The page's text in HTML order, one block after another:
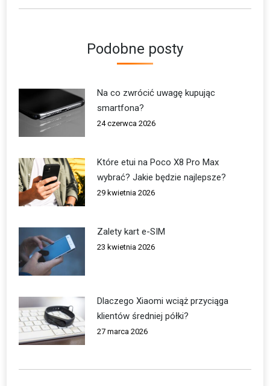
Podobne posty
Na co zwrócić uwagę kupując
smartfona?
24 czerwca 2026
Które etui na Poco X8 Pro Max
wybrać? Jakie będzie najlepsze?
29 kwietnia 2026
Zalety kart e-SIM
23 kwietnia 2026
Dlaczego Xiaomi wciąż przyciąga
klientów średniej półki?
27 marca 2026